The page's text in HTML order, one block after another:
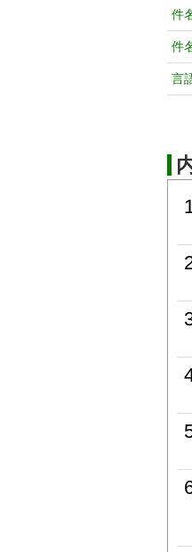
件
件
言